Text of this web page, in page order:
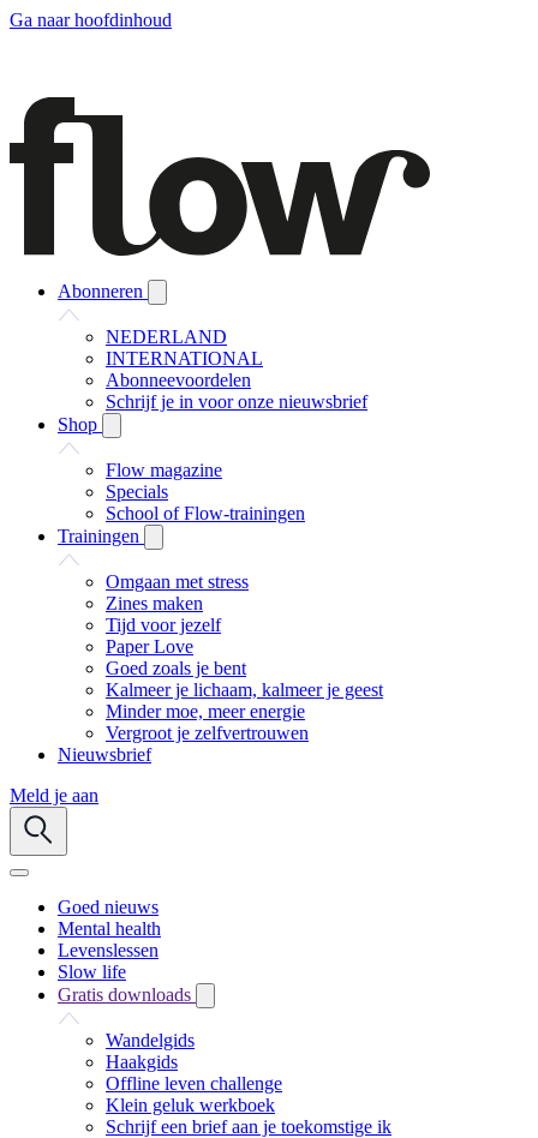
Ga naar hoofdinhoud
Abonneren
NEDERLAND
INTERNATIONAL
Abonneevoordelen
Schrijf je in voor onze nieuwsbrief
Shop
Flow magazine
Specials
School of Flow-trainingen
Trainingen
Omgaan met stress
Zines maken
Tijd voor jezelf
Paper Love
Goed zoals je bent
Kalmeer je lichaam, kalmeer je geest
Minder moe, meer energie
Vergroot je zelfvertrouwen
Nieuwsbrief
Meld je aan
Goed nieuws
Mental health
Levenslessen
Slow life
Gratis downloads
Wandelgids
Haakgids
Offline leven challenge
Klein geluk werkboek
Schrijf een brief aan je toekomstige ik